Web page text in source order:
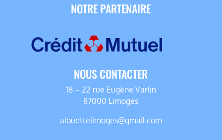
NOTRE PARTENAIRE
NOUS CONTACTER
18 – 22 rue Eugène Varlin
87000 Limoges
alouettelimoges@gmail.com